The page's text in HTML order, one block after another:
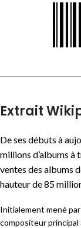
Extrait
De ses débuts à
millions d’albums à
ventes des albums
hauteur de 85
Initialement mené
compositeur